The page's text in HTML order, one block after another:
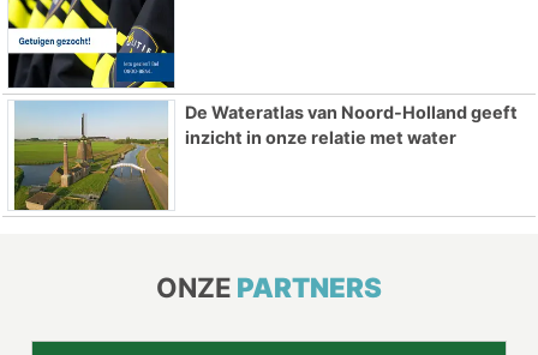
De Wateratlas van Noord-Holland geeft
inzicht in onze relatie met water
ONZE PARTNERS